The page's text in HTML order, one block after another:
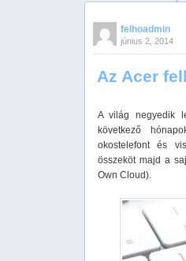
felhoadmin
június 2, 2014
Az Acer
A világ negyedik
következő
okostelefont és
összeköt majd a
Own Cloud).